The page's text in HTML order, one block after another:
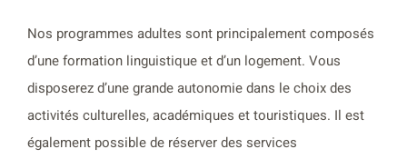
Nos programmes adultes sont principalement composés
d’une formation linguistique et d’un logement. Vous
disposerez d’une grande autonomie dans le choix des
activités culturelles, académiques et touristiques. Il est
également possible de réserver des services